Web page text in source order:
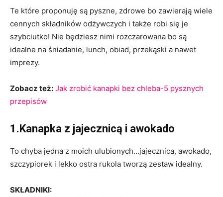
Te które proponuję są pyszne, zdrowe bo zawierają wiele
cennych składników odżywczych i także robi się je
szybciutko! Nie będziesz nimi rozczarowana bo są
idealne na śniadanie, lunch, obiad, przekąski a nawet
imprezy.
Zobacz też: Jak zrobić kanapki bez chleba-5 pysznych
przepisów
1.Kanapka z jajecznicą i awokado
To chyba jedna z moich ulubionych…jajecznica, awokado,
szczypiorek i lekko ostra rukola tworzą zestaw idealny.
SKŁADNIKI: